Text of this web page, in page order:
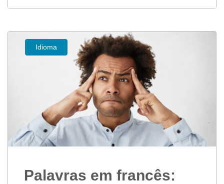
Idioma
Palavras em francês: